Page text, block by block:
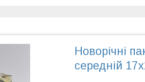
Новорічні
середній